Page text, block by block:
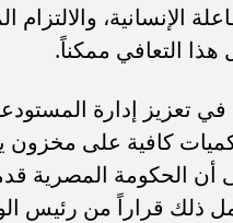
الإنسانية،
التعافي ممكناً.
في تعزيز إدارة
كافية على مخزون
أن الحكومة المصرية
ذلك قراراً من رئيس